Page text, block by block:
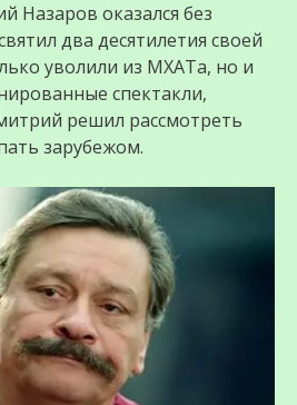
Назаров оказался без
два десятилетия своей
уволили из МХАТа, но и
спектакли,
решил рассмотреть
зарубежом.